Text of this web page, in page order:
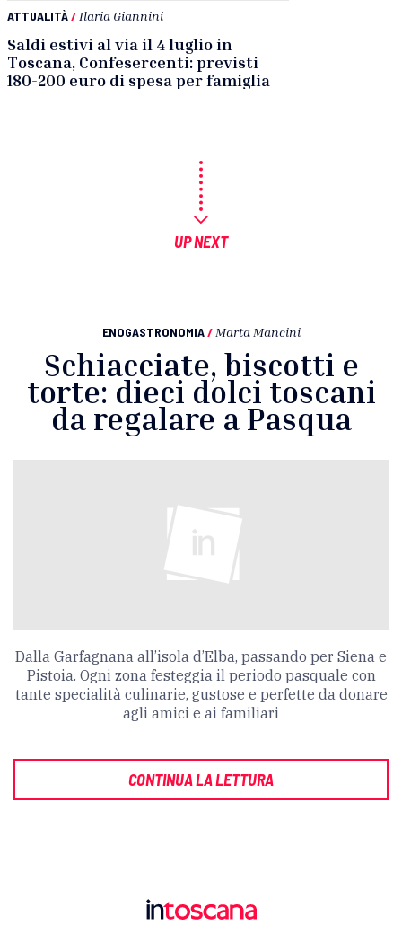
ATTUALITÀ/ Ilaria Giannini
Saldi estivi al via il 4 luglio in
Toscana, Confesercenti: previsti
180-200 euro di spesa per famiglia
UP NEXT
ENOGASTRONOMIA / Marta Mancini
Schiacciate, biscotti e
torte: dieci dolci toscani
da regalare a Pasqua
Dalla Garfagnana all’isola d’Elba, passando per Siena e
Pistoia. Ogni zona festeggia il periodo pasquale con
tante specialità culinarie, gustose e perfette da donare
agli amici e ai familiari
CONTINUA LA LETTURA